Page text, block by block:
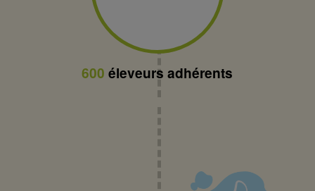
600éleveurs adhérents